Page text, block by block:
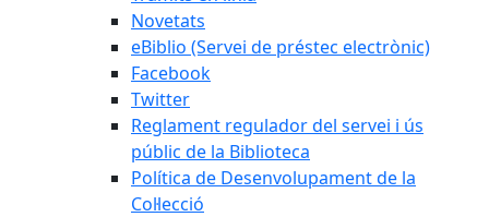
Novetats
eBiblio (Servei de préstec electrònic)
Facebook
Twitter
Reglament regulador del servei i ús
públic de la Biblioteca
Política de Desenvolupament de la
Col·lecció